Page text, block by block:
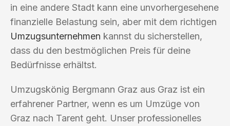
in eine andere Stadt kann eine unvorhergesehene
finanzielle Belastung sein, aber mit dem richtigen
Umzugsunternehmen kannst du sicherstellen,
dass du den bestmöglichen Preis für deine
Bedürfnisse erhältst.
Umzugskönig Bergmann Graz aus Graz ist ein
erfahrener Partner, wenn es um Umzüge von
Graz nach Tarent geht. Unser professionelles